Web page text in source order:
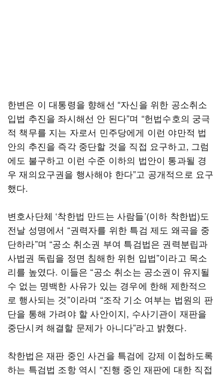
한변은 이 대통령을 향해선 “자신을 위한 공소취소
입법 추진을 좌시해선 안 된다”며 “헌법수호의 궁극
적 책무를 지는 자로서 민주당에게 이런 야만적 법
안의 추진을 즉각 중단할 것을 직접 요구하고, 그럼
에도 불구하고 이런 수준 이하의 법안이 통과될 경
우 재의요구권을 행사해야 한다”고 공개적으로 요구
했다.
변호사단체 ‘착한법 만드는 사람들’(이하 착한법)도
전날 성명에서 “권력자를 위한 특검 제도 왜곡을 중
단하라”며 “공소 취소권 부여 특검법은 권력분립과
사법권 독립을 정면 침해한 위헌 입법”이라고 목소
리를 높였다. 이들은 “공소 취소는 공소권이 유지될
수 없는 명백한 사유가 있는 경우에 한해 제한적으
로 행사되는 것”이라며 “조작 기소 여부는 법원의 판
단을 통해 가려야 할 사안이지, 수사기관이 재판을
중단시켜 해결할 문제가 아니다”라고 밝혔다.
착한법은 재판 중인 사건을 특검에 강제 이첩하도록
하는 특검법 조항 역시 “진행 중인 재판에 대한 직접